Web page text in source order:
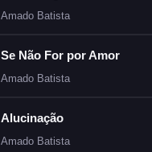
Amado Batista
Se Não For por Amor
Amado Batista
Alucinação
Amado Batista